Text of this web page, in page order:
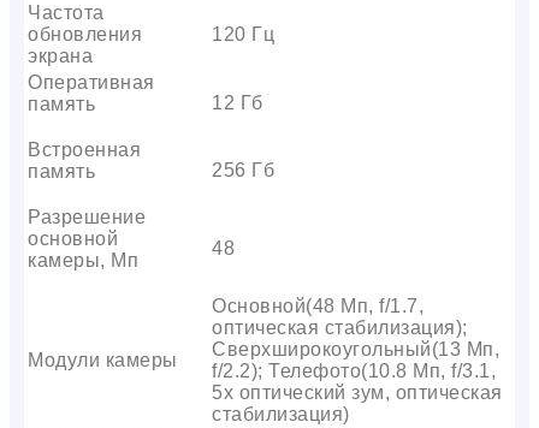
Частота
обновления
экрана
120 Гц
Оперативная
память
12 Гб
Встроенная
память
256 Гб
Разрешение
основной
камеры, Мп
48
Модули камеры
Основной(48 Мп, f/1.7,
оптическая стабилизация);
Сверхширокоугольный(13 Мп,
f/2.2); Телефото(10.8 Мп, f/3.1,
5x оптический зум, оптическая
стабилизация)